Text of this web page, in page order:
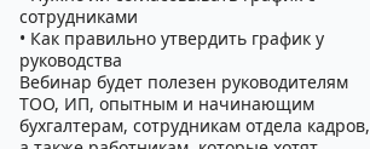
сотрудниками
• Как правильно утвердить график у
руководства
Вебинар будет полезен руководителям
ТОО, ИП, опытным и начинающим
бухгалтерам, сотрудникам отдела кадров,